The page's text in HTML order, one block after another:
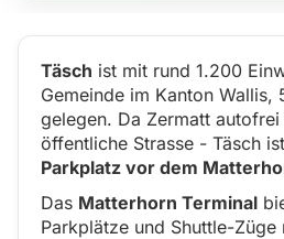
Täsch ist mit rund 1.200
Gemeinde im Kanton Wallis,
gelegen. Da Zermatt
öffentliche Strasse - Täsch
Parkplatz vor dem
Das Matterhorn Terminal
Parkplätze und Shuttle-